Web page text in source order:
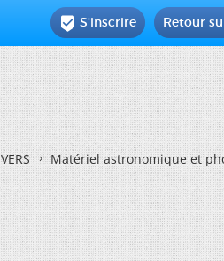
Retour
 S'inscrire
Matériel astronomique et